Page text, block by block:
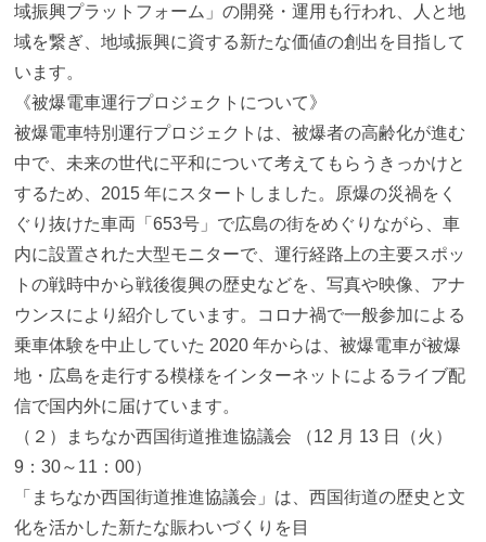
域振興プラットフォーム」の開発・運用も行われ、人と地
域を繋ぎ、地域振興に資する新たな価値の創出を目指して
います。
《被爆電車運行プロジェクトについて》
被爆電車特別運行プロジェクトは、被爆者の高齢化が進む
中で、未来の世代に平和について考えてもらうきっかけと
するため、2015 年にスタートしました。原爆の災禍をく
ぐり抜けた車両「653号」で広島の街をめぐりながら、車
内に設置された大型モニターで、運行経路上の主要スポッ
トの戦時中から戦後復興の歴史などを、写真や映像、アナ
ウンスにより紹介しています。コロナ禍で一般参加による
乗車体験を中止していた 2020 年からは、被爆電車が被爆
地・広島を走行する模様をインターネットによるライブ配
信で国内外に届けています。
（２）まちなか西国街道推進協議会 （12 月 13 日（火）
9：30～11：00）
「まちなか西国街道推進協議会」は、西国街道の歴史と文
化を活かした新たな賑わいづくりを目